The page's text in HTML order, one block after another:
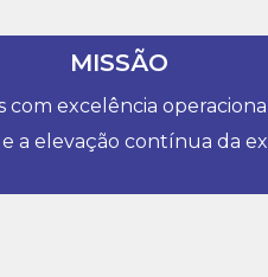
MISSÃO
excelência
a elevação contínua da